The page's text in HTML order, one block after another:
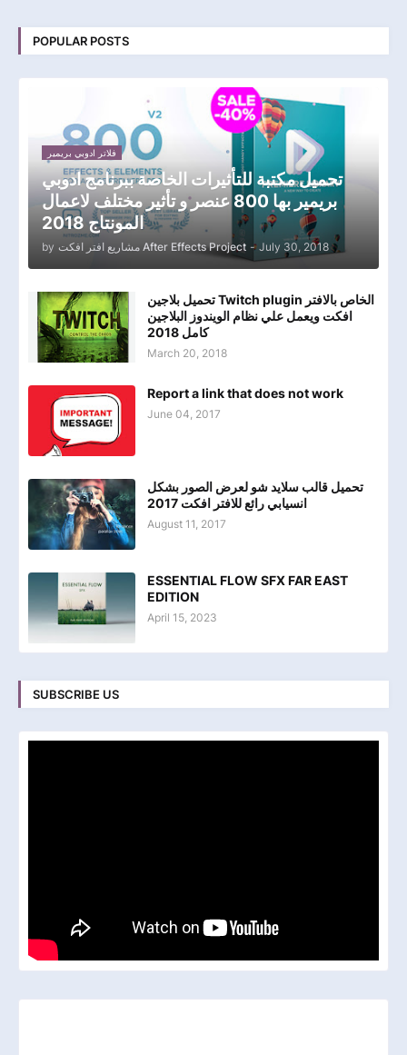
POPULAR POSTS
فلاتر ادوبي بريمير
تحميل مكتبة للتأثيرات الخاصة ببرنامج ادوبي
بريمير بها 800 عنصر و تأثير مختلف لاعمال
المونتاج 2018
by مشاريع افتر افكت After Effects Project - July 30, 2018
تحميل بلاجين Twitch plugin الخاص بالافتر
افكت ويعمل علي نظام الويندوز البلاجين
كامل 2018
March 20, 2018
Report a link that does not work
June 04, 2017
تحميل قالب سلايد شو لعرض الصور بشكل
انسيابي رائع للافتر افكت 2017
August 11, 2017
ESSENTIAL FLOW SFX FAR EAST
EDITION
April 15, 2023
SUBSCRIBE US